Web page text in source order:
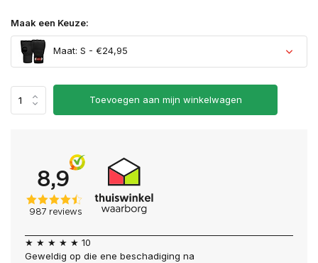
Maak een Keuze:
Maat: S - €24,95
Toevoegen aan mijn winkelwagen
★ ★ ★ ★ ★ 10
Geweldig op die ene beschadiging na